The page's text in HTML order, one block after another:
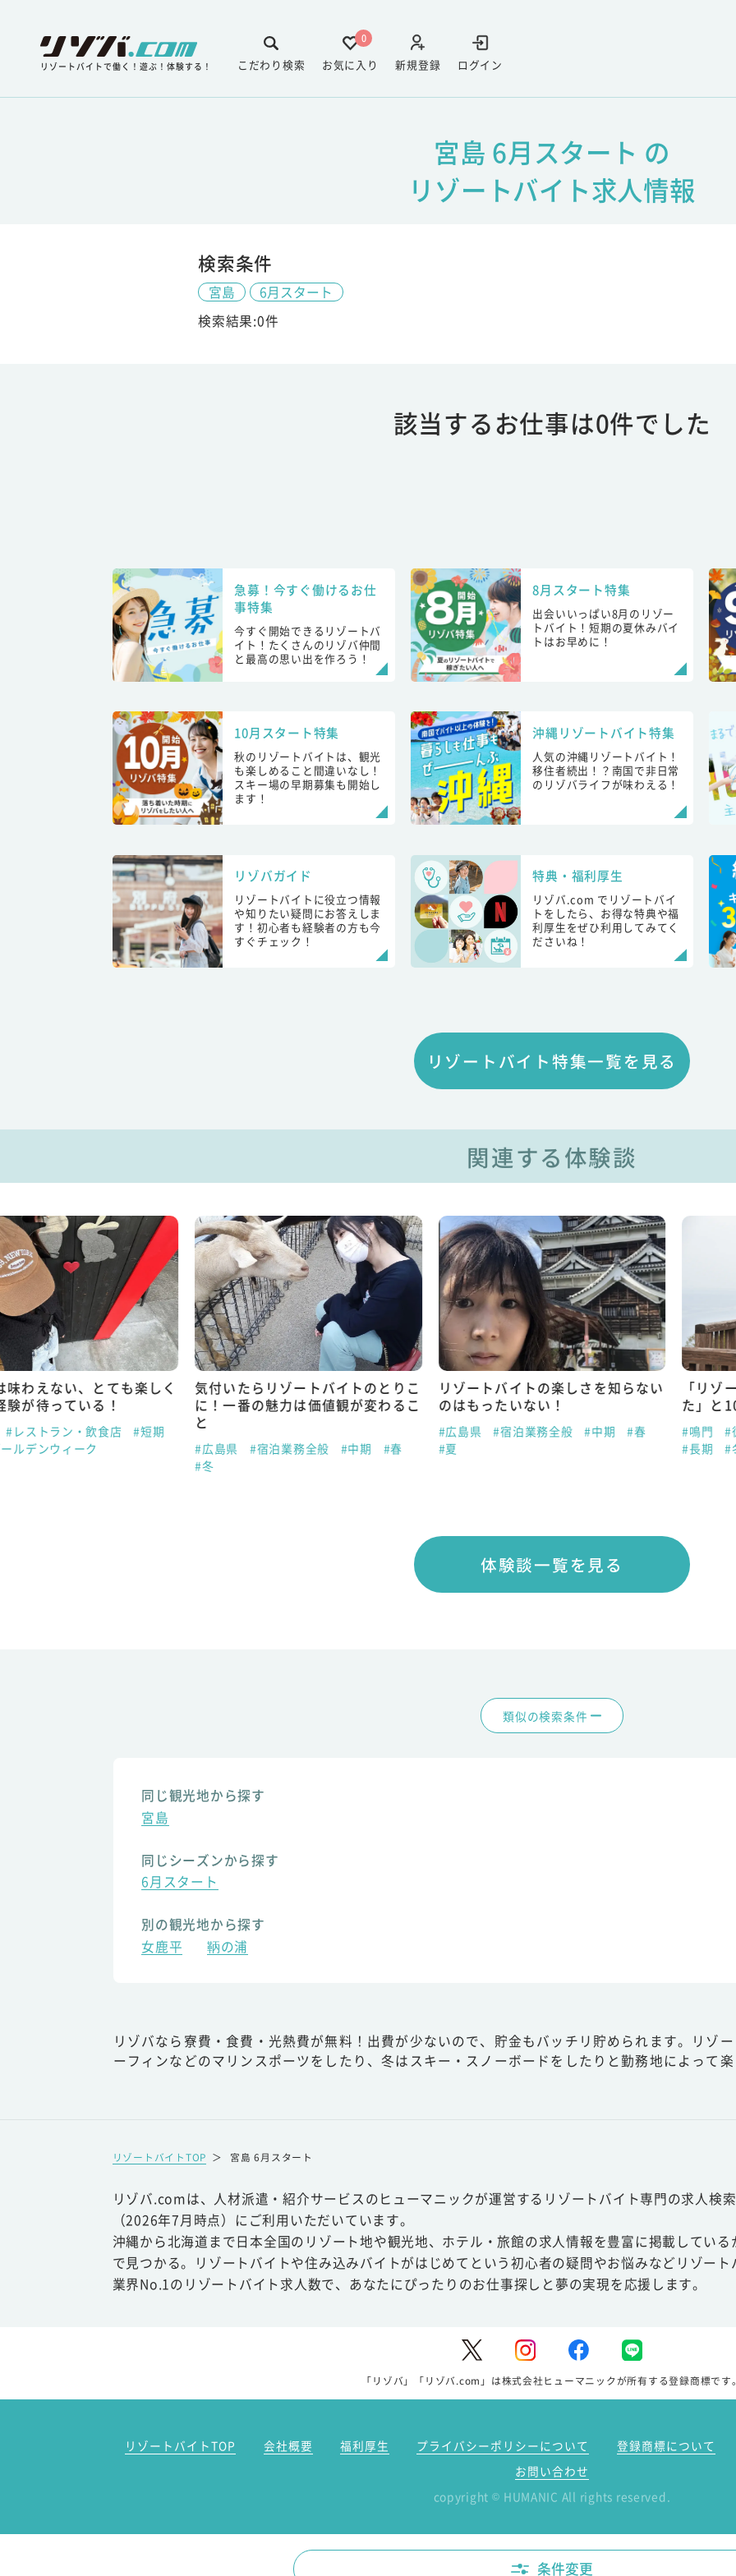
リゾートバイトで働く！遊ぶ！体験する！ ログイン
新規登録
0
お気に入り
こだわり検索
宮島 6月スタート の
リゾートバイト求人情報
検索条件
宮島
6月スタート
検索結果:0件
該当するお仕事は0件でした
急募！今すぐ働けるお仕
事特集
今すぐ開始できるリゾートバ
イト！たくさんのリゾバ仲間
と最高の思い出を作ろう！
8月スタート特集
出会いいっぱい8月のリゾー
トバイト！短期の夏休みバイ
トはお早めに！
10月スタート特集
秋のリゾートバイトは、観光
も楽しめること間違いなし！
スキー場の早期募集も開始し
ます！
沖縄リゾートバイト特集
人気の沖縄リゾートバイト！
移住者続出！？南国で非日常
のリゾバライフが味わえる！
リゾバガイド
リゾートバイトに役立つ情報
や知りたい疑問にお答えしま
す！初心者も経験者の方も今
すぐチェック！
特典・福利厚生
リゾバ.com でリゾートバイ
トをしたら、お得な特典や福
利厚生をぜひ利用してみてく
ださいね！
リゾートバイト特集一覧を見る
関連する体験談
味わえない、とても楽しく
験が待っている！
#レストラン・飲食店
#短期
ルデンウィーク
気付いたらリゾートバイトのとりこ
に！一番の魅力は価値観が変わるこ
と
#広島県 #宿泊業務全般 #中期
#春
#冬
リゾートバイトの楽しさを知らない
のはもったいない！
#広島県 #宿泊業務全般 #中期
#春
#夏
「リゾ
た」と
#鳴門
#
#長期
#
体験談一覧を見る
類似の検索条件
同じ観光地から探す
宮島
同じシーズンから探す
6月スタート
別の観光地から探す
女鹿平
鞆の浦
リゾバなら寮費・食費・光熱費が無料！出費が少ないので、貯金もバッチリ貯められます。リゾ
ーフィンなどのマリンスポーツをしたり、冬はスキー・スノーボードをしたりと勤務地によって
リゾートバイトTOP ＞ 宮島 6月スタート
リゾバ.comは、人材派遣・紹介サービスのヒューマニックが運営するリゾートバイト専門の求人検
（2026年7月時点）にご利用いただいています。
沖縄から北海道まで日本全国のリゾート地や観光地、ホテル・旅館の求人情報を豊富に掲載してい
で見つかる。リゾートバイトや住み込みバイトがはじめてという初心者の疑問やお悩みなどリゾー
業界No.1のリゾートバイト求人数で、あなたにぴったりのお仕事探しと夢の実現を応援します。
「リゾバ」「リゾバ.com」は株式会社ヒューマニックが所有する登録商標です
リゾートバイトTOP 会社概要 福利厚生 プライバシーポリシーについて
登録商標について
お問い合わせ
copyright © HUMANIC All rights reserved.
条件変更